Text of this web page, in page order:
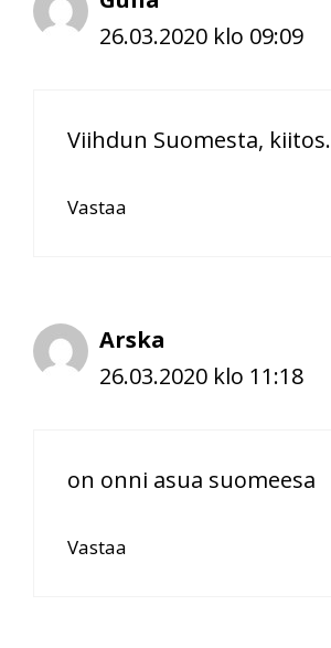
26.03.2020 klo 09:09
Viihdun Suomesta, kiitos.
Vastaa
Arska
26.03.2020 klo 11:18
on onni asua suomeesa
Vastaa